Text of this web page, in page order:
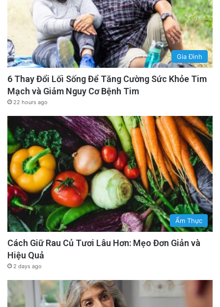
Gia Đình
6 Thay Đổi Lối Sống Để Tăng Cường Sức Khỏe Tim
Mạch và Giảm Nguy Cơ Bệnh Tim
22 hours ago
Ẩm Thực
Cách Giữ Rau Củ Tươi Lâu Hơn: Mẹo Đơn Giản và
Hiệu Quả
2 days ago